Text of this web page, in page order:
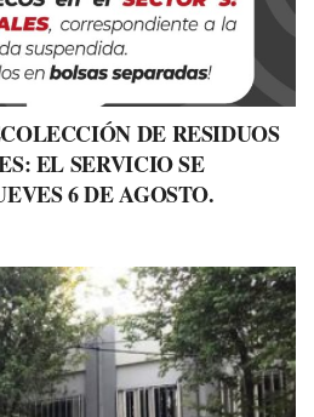
DE RESIDUOS
EL SERVICIO SE
6 DE AGOSTO.